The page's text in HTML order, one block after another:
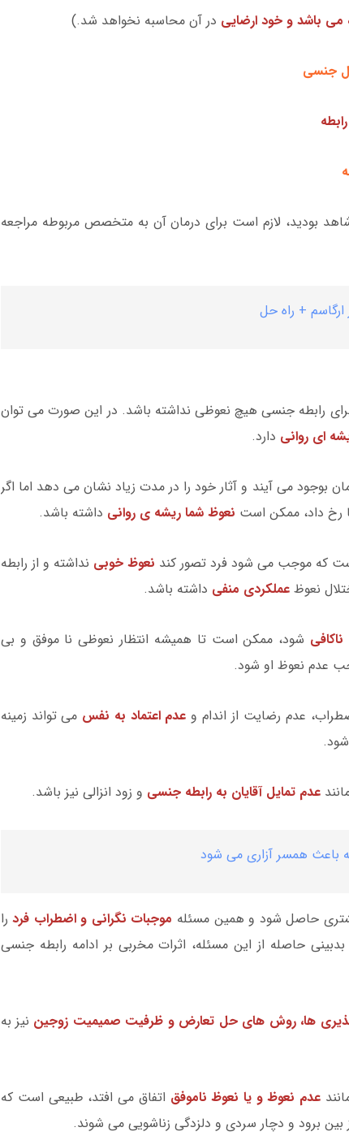
می باشد و خود ارضایی در آن محاسبه نخواهد شد.)
بودید، لازم است برای درمان آن به متخصص مربوطه مراجعه
+ راه حل
رابطه جنسی هیچ نعوظی نداشته باشد. در این صورت می توان
ای روانی دارد.
بوجود می آیند و آثار خود را در مدت زیاد نشان می دهد اما اگر
رخ داد، ممکن است نعوظ شما ریشه ی روانی داشته باشد.
که موجب می شود فرد تصور کند نعوظ خوبی نداشته و از رابطه
نعوظ عملکردی منفی داشته باشد.
شود، ممکن است تا همیشه انتظار نعوظی نا موفق و بی
عدم نعوظ او شود.
عدم رضایت از اندام و عدم اعتماد به نفس می تواند زمینه
عدم تمایل آقایان به رابطه جنسی و زود انزالی نیز باشد.
باعث همسر آزاری می شود
حاصل شود و همین مسئله موجبات نگرانی و اضطراب فرد را
حاصله از این مسئله، اثرات مخربی بر ادامه رابطه جنسی
پذیری ها، روش های حل تعارض و ظرفیت صمیمیت زوجین نیز به
عدم نعوظ و یا نعوظ ناموفق اتفاق می افتد، طبیعی است که
برود و دچار سردی و دلزدگی زناشویی می شوند.